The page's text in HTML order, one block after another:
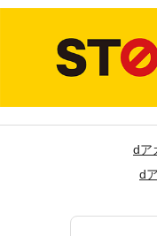
dア
d